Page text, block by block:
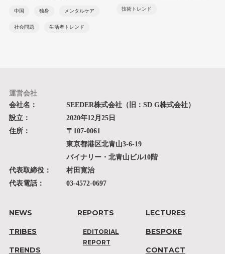
中国 独身 メンタルケア
社会問題 生活者トレンド
技術トレンド
運営会社
会社名：
SEEDER株式会社（旧：SD G株式会社）
設立：
2020年12月25日
住所：
〒107-0061
東京都港区北青山3-6-19
バイナリー・北青山ビル10階
代表取締役：
村田寛治
代表電話：
03-4572-0697
NEWS
TRIBES
TRENDS
REPORTS
EDITORIAL
REPORT
LECTURES
BESPOKE
CONTACT